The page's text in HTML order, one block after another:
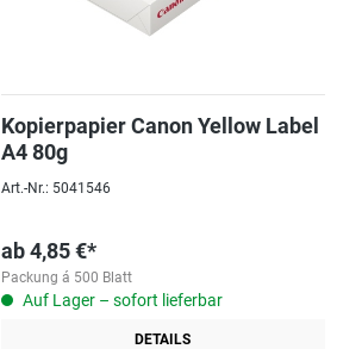
Kopierpapier Canon Yellow Label
A4 80g
Art.-Nr.: 5041546
ab4,85 €*
Packung á 500 Blatt
Auf Lager – sofort lieferbar
DETAILS